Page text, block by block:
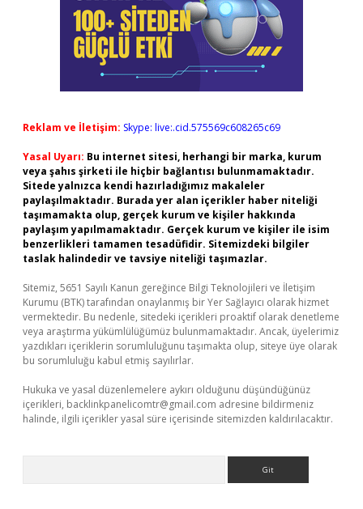
Reklam ve İletişim: Skype: live:.cid.575569c608265c69
Yasal Uyarı: Bu internet sitesi, herhangi bir marka, kurum
veya şahıs şirketi ile hiçbir bağlantısı bulunmamaktadır.
Sitede yalnızca kendi hazırladığımız makaleler
paylaşılmaktadır. Burada yer alan içerikler haber niteliği
taşımamakta olup, gerçek kurum ve kişiler hakkında
paylaşım yapılmamaktadır. Gerçek kurum ve kişiler ile isim
benzerlikleri tamamen tesadüfidir. Sitemizdeki bilgiler
taslak halindedir ve tavsiye niteliği taşımazlar.
Sitemiz, 5651 Sayılı Kanun gereğince Bilgi Teknolojileri ve İletişim
Kurumu (BTK) tarafından onaylanmış bir Yer Sağlayıcı olarak hizmet
vermektedir. Bu nedenle, sitedeki içerikleri proaktif olarak denetleme
veya araştırma yükümlülüğümüz bulunmamaktadır. Ancak, üyelerimiz
yazdıkları içeriklerin sorumluluğunu taşımakta olup, siteye üye olarak
bu sorumluluğu kabul etmiş sayılırlar.
Hukuka ve yasal düzenlemelere aykırı olduğunu düşündüğünüz
içerikleri, backlinkpanelicomtr@gmail.com adresine bildirmeniz
halinde, ilgili içerikler yasal süre içerisinde sitemizden kaldırılacaktır.